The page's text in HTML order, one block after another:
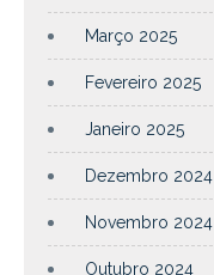
Março 2025
Fevereiro 2025
Janeiro 2025
Dezembro 2024
Novembro 2024
Outubro 2024